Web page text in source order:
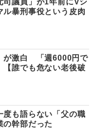
ル暴刑事役という皮肉
が激白 「週6000円で
誰でも危ない老後破
度も語らない「父の職
幹部だった